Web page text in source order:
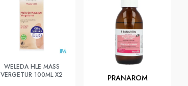
WELEDA HLE MASS
VERGETUR 100ML X2
PRANAROM